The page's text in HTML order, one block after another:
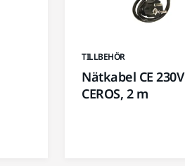
TILLBEHÖR
Nätkabel CE
CEROS, 2 m